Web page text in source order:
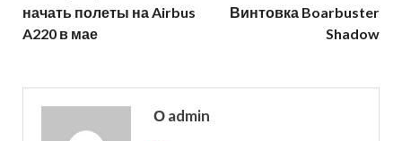
начать полеты на Airbus
A220 в мае
Винтовка Boarbuster
Shadow
О admin